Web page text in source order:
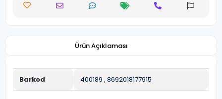
Ürün Açıklaması
Barkod 400189 , 8692018177915